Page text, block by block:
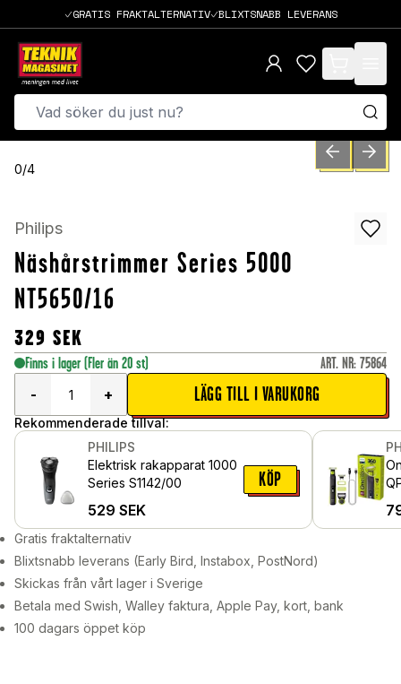
GRATIS FRAKTALTERNATIV BLIXTSNABB LEVERANS
items in cart,
0/4 PREVIOUSNEXT
Philips
Näshårstrimmer Series 5000
NT5650/16
329 SEK
Finns i lager (Fler än 20 st) ART. NR: 75864
-
+ LÄGG TILL I VARUKORG
Rekommenderade tillval:
PHILIPS
Elektrisk rakapparat 1000
Series S1142/00
529 SEK
KÖP
Gratis fraktalternativ
Blixtsnabb leverans (Early Bird, Instabox, PostNord)
Skickas från vårt lager i Sverige
Betala med Swish, Walley faktura, Apple Pay, kort, bank
100 dagars öppet köp